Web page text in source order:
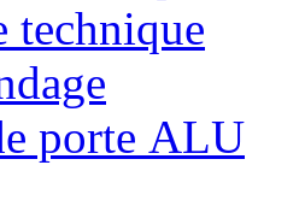
technique
porte ALU